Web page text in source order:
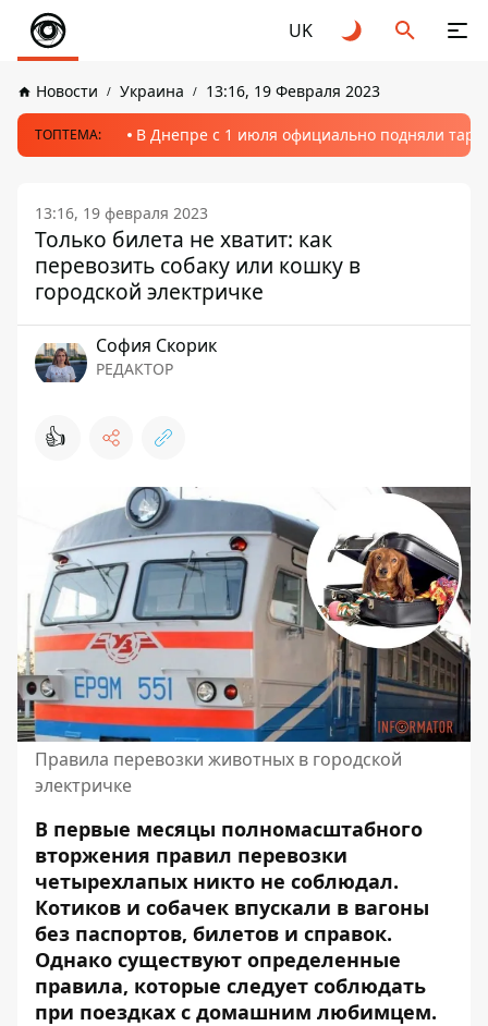
UK
Новости Украина 13:16, 19 Февраля 2023
ТОПТЕМА: В Днепре с 1 июля официально подняли
13:16, 19 февраля 2023
Только билета не хватит: как
перевозить собаку или кошку в
городской электричке
София Скорик
РЕДАКТОР
👍
Правила перевозки животных в городской
электричке
В первые месяцы полномасштабного
вторжения правил перевозки
четырехлапых никто не соблюдал.
Котиков и собачек впускали в вагоны
без паспортов, билетов и справок.
Однако существуют определенные
правила, которые следует соблюдать
при поездках с домашним любимцем.